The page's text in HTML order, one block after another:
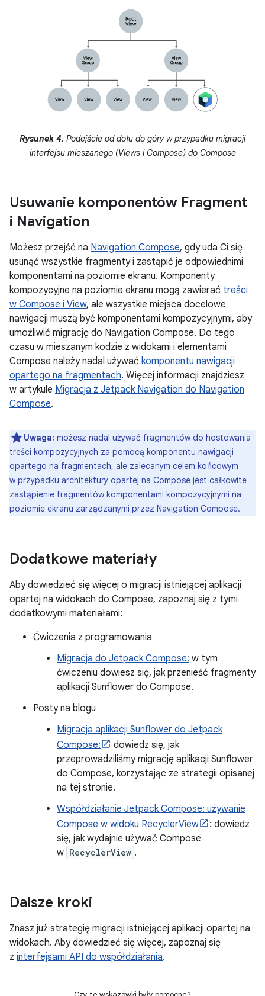
Rysunek 4. Podejście od dołu do góry w przypadku migracji
interfejsu mieszanego (Views i Compose) do Compose
Usuwanie komponentów Fragment
i Navigation
Możesz przejść na Navigation Compose, gdy uda Ci się
usunąć wszystkie fragmenty i zastąpić je odpowiednimi
komponentami na poziomie ekranu. Komponenty
kompozycyjne na poziomie ekranu mogą zawierać treści
w Compose i View, ale wszystkie miejsca docelowe
nawigacji muszą być komponentami kompozycyjnymi, aby
umożliwić migrację do Navigation Compose. Do tego
czasu w mieszanym kodzie z widokami i elementami
Compose należy nadal używać komponentu nawigacji
opartego na fragmentach. Więcej informacji znajdziesz
w artykule Migracja z Jetpack Navigation do Navigation
Compose.
Uwaga: możesz nadal używać fragmentów do hostowania
treści kompozycyjnych za pomocą komponentu nawigacji
opartego na fragmentach, ale zalecanym celem końcowym
w przypadku architektury opartej na Compose jest całkowite
zastąpienie fragmentów komponentami kompozycyjnymi na
poziomie ekranu zarządzanymi przez Navigation Compose.
Dodatkowe materiały
Aby dowiedzieć się więcej o migracji istniejącej aplikacji
opartej na widokach do Compose, zapoznaj się z tymi
dodatkowymi materiałami:
Ćwiczenia z programowania
Migracja do Jetpack Compose: w tym
ćwiczeniu dowiesz się, jak przenieść fragmenty
aplikacji Sunflower do Compose.
Posty na blogu
Migracja aplikacji Sunflower do Jetpack
Compose:
dowiedz się, jak
przeprowadziliśmy migrację aplikacji Sunflower
do Compose, korzystając ze strategii opisanej
na tej stronie.
Współdziałanie Jetpack Compose: używanie
Compose w widoku RecyclerView
: dowiedz
się, jak wydajnie używać Compose
w RecyclerView .
Dalsze kroki
Znasz już strategię migracji istniejącej aplikacji opartej na
widokach. Aby dowiedzieć się więcej, zapoznaj się
z interfejsami API do współdziałania.